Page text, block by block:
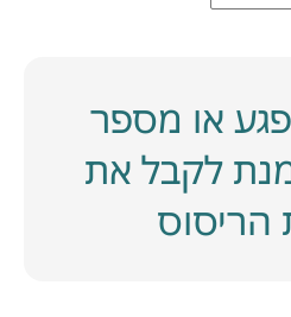
או מספר
לקבל את
הריסוס